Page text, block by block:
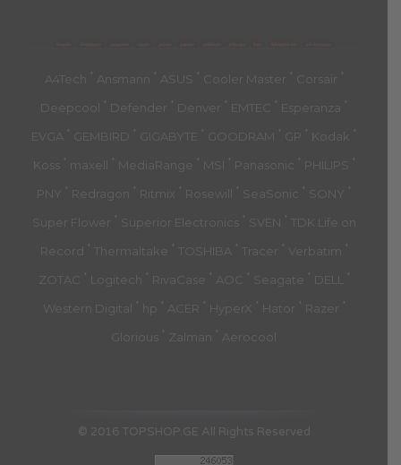
მთავარი კალათა
A4Tech ' Ansmann ' ASUS ' Cooler Master ' Corsair '
Deepcool ' Defender ' Denver ' EMTEC ' Esperanza '
EVGA ' GEMBIRD ' GIGABYTE ' GOODRAM ' GP ' Kodak '
Koss ' maxell ' MediaRange ' MSI ' Panasonic ' PHILIPS '
PNY ' Redragon ' Ritmix ' Rosewill ' SeaSonic ' SONY '
Super Flower ' Superior Electronics ' SVEN ' TDK Life on
Record ' Thermaltake ' TOSHIBA ' Tracer ' Verbatim '
ZOTAC ' Logitech ' RivaCase ' AOC ' Seagate ' DELL '
Western Digital ' hp ' ACER ' HyperX ' Hator ' Razer '
Glorious ' Zalman ' Aerocool
© 2016 TOPSHOP.GE All Rights Reserved